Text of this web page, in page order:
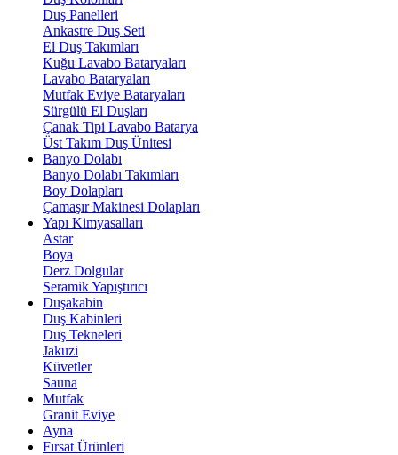
Duş Panelleri
Ankastre Duş Seti
El Duş Takımları
Kuğu Lavabo Bataryaları
Lavabo Bataryaları
Mutfak Eviye Bataryaları
Sürgülü El Duşları
Çanak Tipi Lavabo Batarya
Üst Takım Duş Ünitesi
Banyo Dolabı
Banyo Dolabı Takımları
Boy Dolapları
Çamaşır Makinesi Dolapları
Yapı Kimyasalları
Astar
Boya
Derz Dolgular
Seramik Yapıştırıcı
Duşakabin
Duş Kabinleri
Duş Tekneleri
Jakuzi
Küvetler
Sauna
Mutfak
Granit Eviye
Ayna
Fırsat Ürünleri